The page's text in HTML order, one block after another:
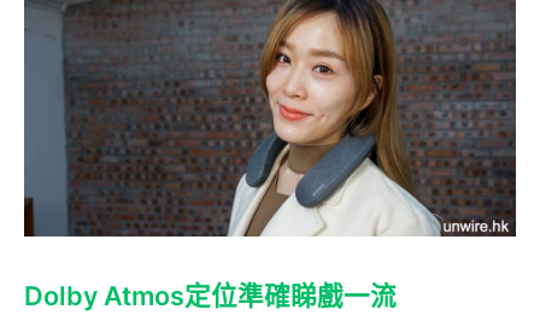
Dolby Atmos定位準確睇戲一流